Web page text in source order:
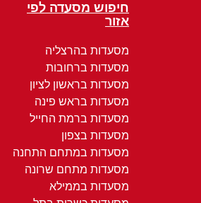
חיפוש מסעדה לפי
אזור
מסעדות בהרצליה
מסעדות ברחובות
מסעדות בראשון לציון
מסעדות בראש פינה
מסעדות ברמת החייל
מסעדות בצפון
מסעדות במתחם התחנה
מסעדות מתחם שרונה
מסעדות בממילא